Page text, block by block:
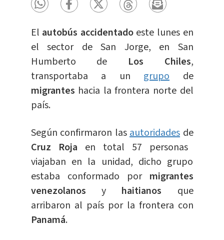
El autobús accidentadoeste lunes en
el sector de San Jorge, en San
Humberto de Los Chiles,
transportaba a un grupo de
migrantes hacia la frontera norte del
país.
Según confirmaron lasautoridades de
Cruz Roja en total 57 personas
viajaban en la unidad, dicho grupo
estaba conformado por migrantes
venezolanos y haitianos que
arribaron al país por la frontera con
Panamá.